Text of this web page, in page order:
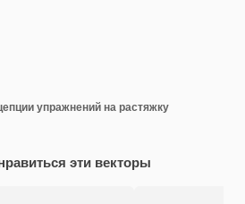
упражнений на растяжку
эти векторы